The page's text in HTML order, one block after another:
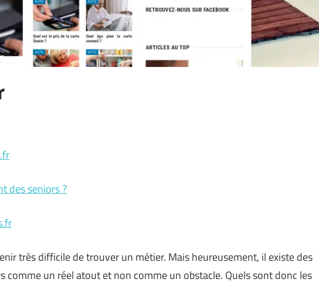
des seniors ?
très difficile de trouver un métier. Mais heureusement, il existe des
comme un réel atout et non comme un obstacle. Quels sont donc les